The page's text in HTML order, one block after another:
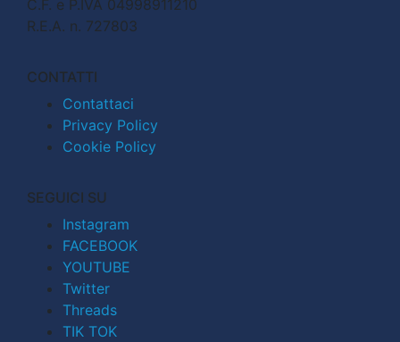
C.F. e P.IVA 04998911210
R.E.A. n. 727803
CONTATTI
Contattaci
Privacy Policy
Cookie Policy
SEGUICI SU
Instagram
FACEBOOK
YOUTUBE
Twitter
Threads
TIK TOK